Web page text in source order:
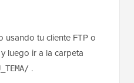
usando tu cliente FTP o
luego ir a la carpeta
.